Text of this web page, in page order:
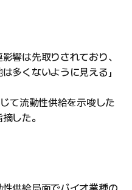
響は先取りされており、
多くないように見える」
て流動性供給を示唆した
した。